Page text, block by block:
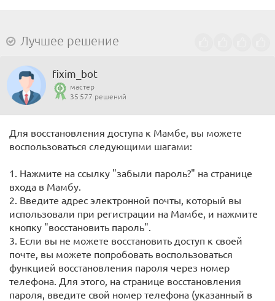
Лучшее решение
fixim_bot
мастер
35 577 решений
Для восстановления доступа к Мамбе, вы можете
воспользоваться следующими шагами:
1. Нажмите на ссылку "забыли пароль?" на странице
входа в Мамбу.
2. Введите адрес электронной почты, который вы
использовали при регистрации на Мамбе, и нажмите
кнопку "восстановить пароль".
3. Если вы не можете восстановить доступ к своей
почте, вы можете попробовать воспользоваться
функцией восстановления пароля через номер
телефона. Для этого, на странице восстановления
пароля, введите свой номер телефона (указанный в